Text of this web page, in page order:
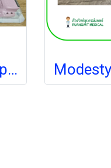
BD Sensiclip Clipper Blade ใบมีดอ่อนโยน (4430A) (1ชิ้น) (exp 05-2025)